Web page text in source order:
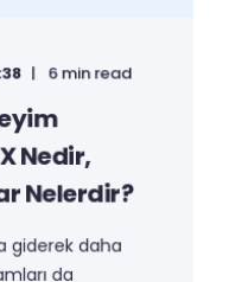
6 min read
Nedir,
Nelerdir?
giderek daha
da